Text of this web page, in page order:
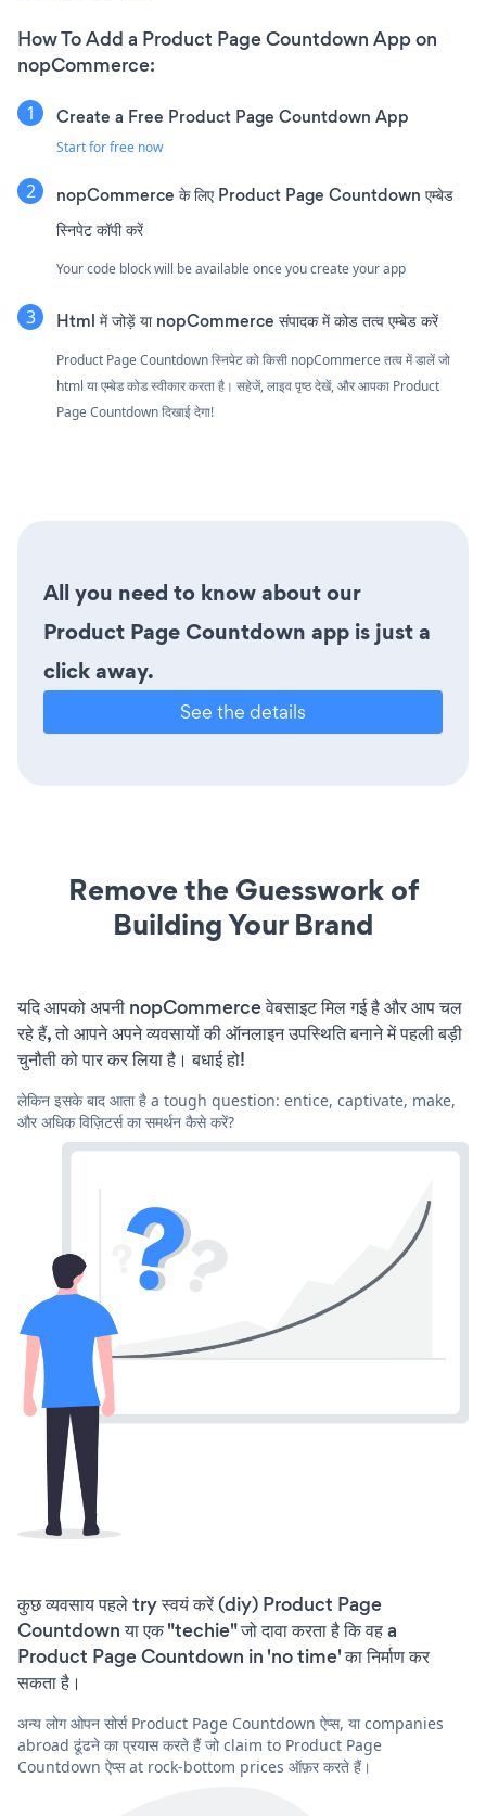
How To Add a Product Page Countdown App on
nopCommerce:
Create a Free Product Page Countdown App
Start for free now
nopCommerce के लिए Product Page Countdown एम्बेड
स्निपेट कॉपी करें
Your code block will be available once you create your app
Html में जोड़ें या nopCommerce संपादक में कोड तत्व एम्बेड करें
Product Page Countdown स्निपेट को किसी nopCommerce तत्व में डालें जो
html या एम्बेड कोड स्वीकार करता है। सहेजें, लाइव पृष्ठ देखें, और आपका Product
Page Countdown दिखाई देगा!
All you need to know about our
Product Page Countdown app is just a
click away.
See the details
Remove the Guesswork of
Building Your Brand
यदि आपको अपनी nopCommerce वेबसाइट मिल गई है और आप चल
रहे हैं, तो आपने अपने व्यवसायों की ऑनलाइन उपस्थिति बनाने में पहली बड़ी
चुनौती को पार कर लिया है। बधाई हो!
लेकिन इसके बाद आता है a tough question: entice, captivate, make,
और अधिक विज़िटर्स का समर्थन कैसे करें?
कुछ व्यवसाय पहले try स्वयं करें (diy) Product Page
Countdown या एक "techie" जो दावा करता है कि वह a
Product Page Countdown in 'no time' का निर्माण कर
सकता है।
अन्य लोग ओपन सोर्स Product Page Countdown ऐप्स, या companies
abroad ढूंढने का प्रयास करते हैं जो claim to Product Page
Countdown ऐप्स at rock-bottom prices ऑफ़र करते हैं।